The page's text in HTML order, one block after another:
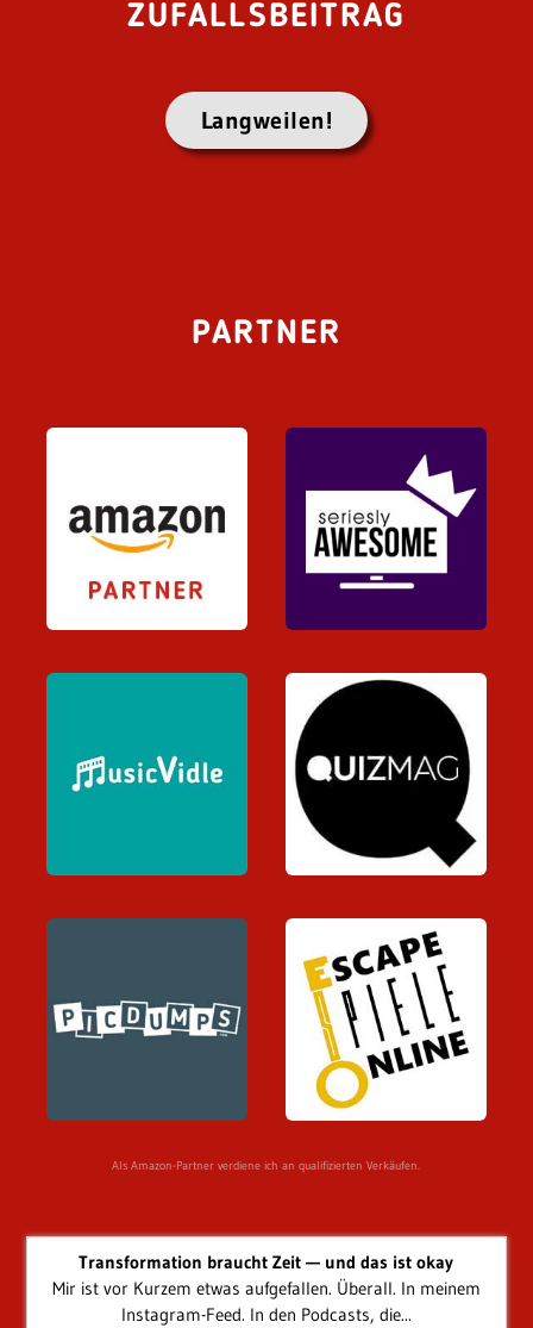
ZUFALLSBEITRAG
Langweilen!
PARTNER
Als Amazon-Partner verdiene ich an qualifizierten Verkäufen.
Transformation braucht Zeit — und das ist okay
Mir ist vor Kurzem etwas aufgefallen. Überall. In meinem
Instagram-Feed. In den Podcasts, die...